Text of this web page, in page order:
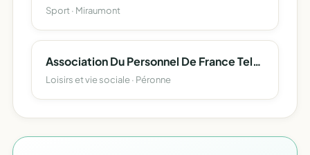
Sport · Miraumont
Association Du Personnel De France Telecom
Loisirs et vie sociale · Péronne